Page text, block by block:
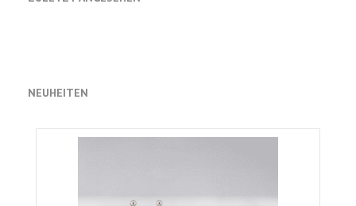
NEUHEITEN